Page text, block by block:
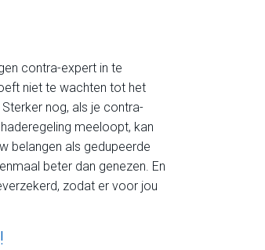
contra-expert in te
niet te wachten tot het
nog, als je contra-
meeloopt, kan
belangen als gedupeerde
beter dan genezen. En
zodat er voor jou